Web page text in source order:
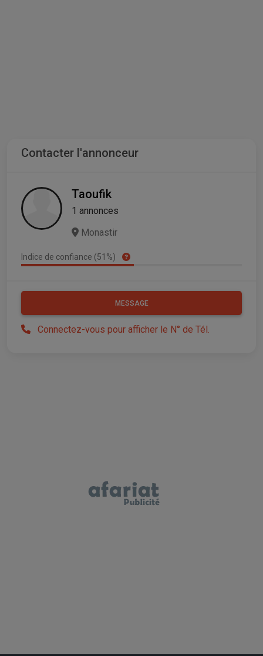
Contacter l'annonceur
Taoufik
1 annonces
Monastir
Indice de confiance (51%)
MESSAGE
Connectez-vous pour afficher le N° de Tél.